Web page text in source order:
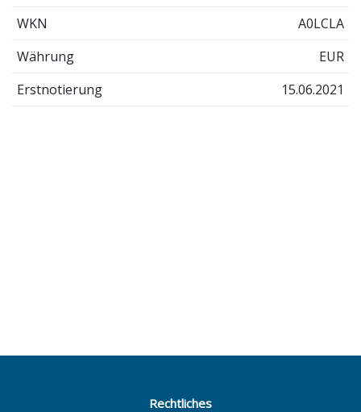
WKN
A0LCLA
Währung
EUR
Erstnotierung
15.06.2021
Rechtliches